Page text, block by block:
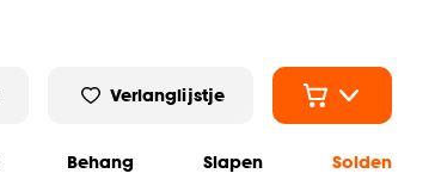
Verlanglijstje
Behang Slapen Solden